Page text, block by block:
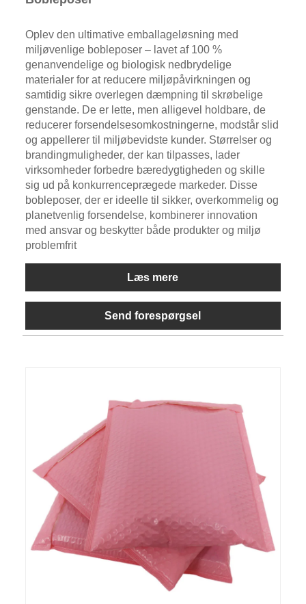
Oplev den ultimative emballageløsning med
miljøvenlige bobleposer – lavet af 100 %
genanvendelige og biologisk nedbrydelige
materialer for at reducere miljøpåvirkningen og
samtidig sikre overlegen dæmpning til skrøbelige
genstande. De er lette, men alligevel holdbare, de
reducerer forsendelsesomkostningerne, modstår slid
og appellerer til miljøbevidste kunder. Størrelser og
brandingmuligheder, der kan tilpasses, lader
virksomheder forbedre bæredygtigheden og skille
sig ud på konkurrenceprægede markeder. Disse
bobleposer, der er ideelle til sikker, overkommelig og
planetvenlig forsendelse, kombinerer innovation
med ansvar og beskytter både produkter og miljø
problemfrit
Læs mere
Send forespørgsel